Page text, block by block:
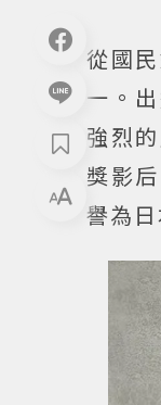
從國
一。
強烈
獎影
譽為